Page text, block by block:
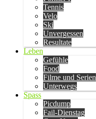
Tennis
Velo
Ski
Unvergessen
Resultate
Leben
Gefühle
Food
Filme und Serien
Unterwegs
Spass
Picdump
Fail-Dienstag